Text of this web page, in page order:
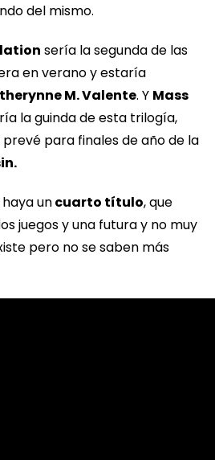
del mismo.
sería la segunda de las
en verano y estaría
M. Valente. Y Mass
la guinda de esta trilogía,
para finales de año de la
uncuarto título, que
juegos y una futura y no muy
pero no se saben más